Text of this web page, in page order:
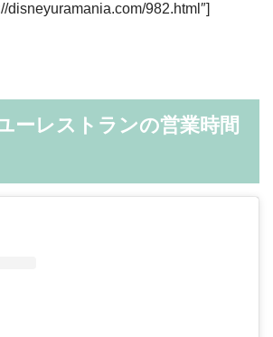
disneyuramania.com/982.html″]
ーレストランの営業時間